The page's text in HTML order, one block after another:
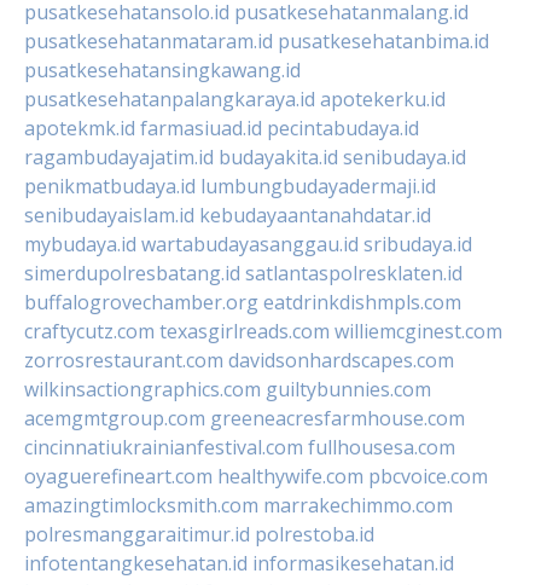
pusatkesehatansolo.id pusatkesehatanmalang.id
pusatkesehatanmataram.id pusatkesehatanbima.id
pusatkesehatansingkawang.id
pusatkesehatanpalangkaraya.id apotekerku.id
apotekmk.id farmasiuad.id pecintabudaya.id
ragambudayajatim.id budayakita.id senibudaya.id
penikmatbudaya.id lumbungbudayadermaji.id
senibudayaislam.id kebudayaantanahdatar.id
mybudaya.id wartabudayasanggau.id sribudaya.id
simerdupolresbatang.id satlantaspolresklaten.id
buffalogrovechamber.orgeatdrinkdishmpls.com
craftycutz.com texasgirlreads.com williemcginest.com
zorrosrestaurant.com davidsonhardscapes.com
wilkinsactiongraphics.com guiltybunnies.com
acemgmtgroup.com greeneacresfarmhouse.com
cincinnatiukrainianfestival.com fullhousesa.com
oyaguerefineart.com healthywife.com pbcvoice.com
amazingtimlocksmith.com marrakechimmo.com
polresmanggaraitimur.id polrestoba.id
infotentangkesehatan.id informasikesehatan.id